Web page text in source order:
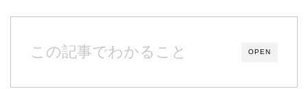
OPEN
この記事でわかること